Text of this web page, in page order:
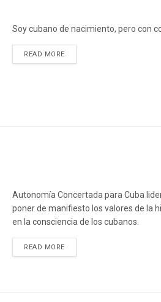
Soy cubano de nacimiento, pero con
READ MOREDETAILS
Autonomía Concertada para Cuba
poner de manifiesto los valores de la
en la consciencia de los cubanos.
READ MOREDETAILS